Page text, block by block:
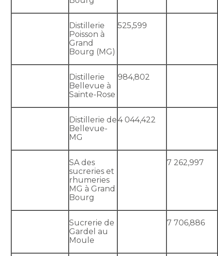
Distillerie
Poisson à
Grand
Bourg (MG)
525,599
Distillerie
Bellevue à
Sainte-Rose
984,802
Distillerie de
Bellevue-
MG
4 044,422
SA des
sucreries et
rhumeries
MG à Grand
Bourg
7 262,997
Sucrerie de
Gardel au
Moule
7 706,886